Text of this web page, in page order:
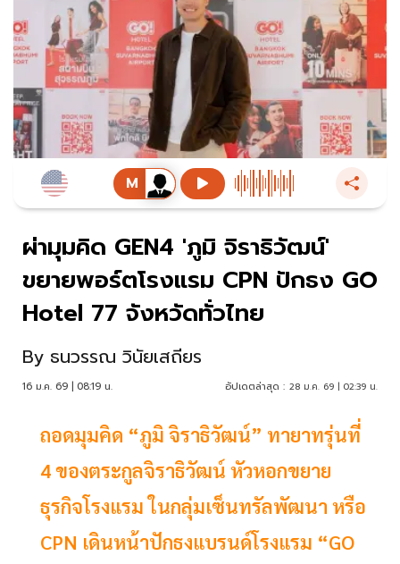
ผ่ามุมคิด GEN4 'ภูมิ จิราธิวัฒน์'
ขยายพอร์ตโรงแรม CPN ปักธง GO
Hotel 77 จังหวัดทั่วไทย
By ธนวรรณ วินัยเสถียร
16 ม.ค. 69 | 08:19 น. อัปเดตล่าสุด : 28 ม.ค. 69 | 02:39 น.
ถอดมุมคิด “ภูมิ จิราธิวัฒน์” ทายาทรุ่นที่
4 ของตระกูลจิราธิวัฒน์ หัวหอกขยาย
ธุรกิจโรงแรม ในกลุ่มเซ็นทรัลพัฒนา หรือ
CPN เดินหน้าปักธงแบรนด์โรงแรม “GO